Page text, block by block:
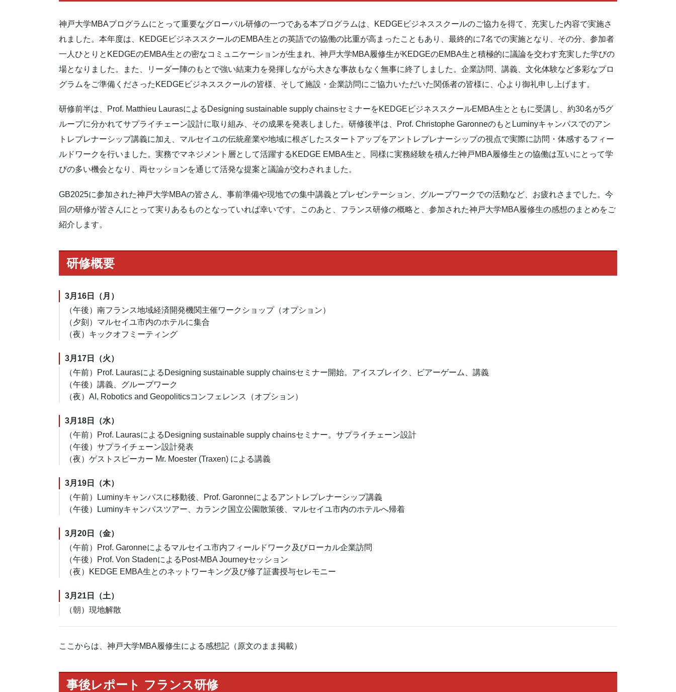
神戸大学MBAプログラムにとって重要なグローバル研修の一つである本プログラムは、KEDGEビジネススクールのご協力を得て、充実した内容で実施さ
れました。本年度は、KEDGEビジネススクールのEMBA生との英語での協働の比重が高まったこともあり、最終的に7名での実施となり、その分、参加者
一人ひとりとKEDGEのEMBA生との密なコミュニケーションが生まれ、神戸大学MBA履修生がKEDGEのEMBA生と積極的に議論を交わす充実した学びの
場となりました。また、リーダー陣のもとで強い結束力を発揮しながら大きな事故もなく無事に終了しました。企業訪問、講義、文化体験など多彩なプロ
グラムをご準備くださったKEDGEビジネススクールの皆様、そして施設・企業訪問にご協力いただいた関係者の皆様に、心より御礼申し上げます。
研修前半は、Prof. Matthieu LaurasによるDesigning sustainable supply chainsセミナーをKEDGEビジネススクールEMBA生とともに受講し、約30名が5グ
ループに分かれてサプライチェーン設計に取り組み、その成果を発表しました。研修後半は、Prof. Christophe GaronneのもとLuminyキャンパスでのアン
トレプレナーシップ講義に加え、マルセイユの伝統産業や地域に根ざしたスタートアップをアントレプレナーシップの視点で実際に訪問・体感するフィー
ルドワークを行いました。実務でマネジメント層として活躍するKEDGE EMBA生と、同様に実務経験を積んだ神戸MBA履修生との協働は互いにとって学
びの多い機会となり、両セッションを通じて活発な提案と議論が交わされました。
GB2025に参加された神戸大学MBAの皆さん、事前準備や現地での集中講義とプレゼンテーション、グループワークでの活動など、お疲れさまでした。今
回の研修が皆さんにとって実りあるものとなっていれば幸いです。このあと、フランス研修の概略と、参加された神戸大学MBA履修生の感想のまとめをご
紹介します。
研修概要
3月16日（月）
（午後）南フランス地域経済開発機関主催ワークショップ（オプション）
（夕刻）マルセイユ市内のホテルに集合
（夜）キックオフミーティング
3月17日（火）
（午前）Prof. LaurasによるDesigning sustainable supply chainsセミナー開始。アイスブレイク、ビアーゲーム、講義
（午後）講義、グループワーク
（夜）AI, Robotics and Geopoliticsコンフェレンス（オプション）
3月18日（水）
（午前）Prof. LaurasによるDesigning sustainable supply chainsセミナー。サプライチェーン設計
（午後）サプライチェーン設計発表
（夜）ゲストスピーカー Mr. Moester (Traxen) による講義
3月19日（木）
（午前）Luminyキャンパスに移動後、Prof. Garonneによるアントレプレナーシップ講義
（午後）Luminyキャンパスツアー、カランク国立公園散策後、マルセイユ市内のホテルへ帰着
3月20日（金）
（午前）Prof. Garonneによるマルセイユ市内フィールドワーク及びローカル企業訪問
（午後）Prof. Von StadenによるPost-MBA Journeyセッション
（夜）KEDGE EMBA生とのネットワーキング及び修了証書授与セレモニー
3月21日（土）
（朝）現地解散
ここからは、神戸大学MBA履修生による感想記（原文のまま掲載）
事後レポート フランス研修